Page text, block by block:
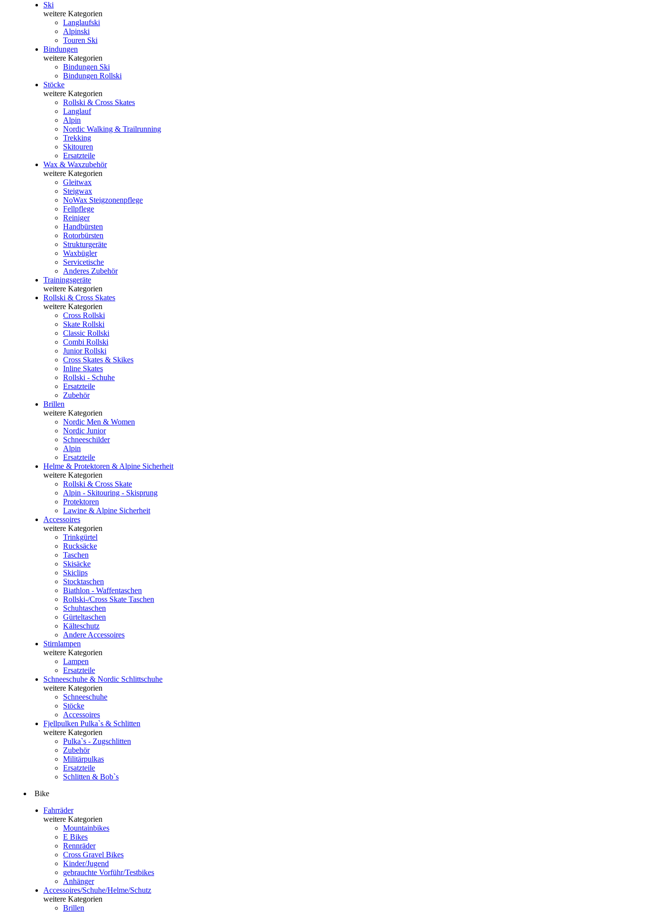
Ski
weitere Kategorien
Langlaufski
Alpinski
Touren Ski
Bindungen
weitere Kategorien
Bindungen Ski
Bindungen Rollski
Stöcke
weitere Kategorien
Rollski & Cross Skates
Langlauf
Alpin
Nordic Walking & Trailrunning
Trekking
Skitouren
Ersatzteile
Wax & Waxzubehör
weitere Kategorien
Gleitwax
Steigwax
NoWax Steigzonenpflege
Fellpflege
Reiniger
Handbürsten
Rotorbürsten
Strukturgeräte
Waxbügler
Servicetische
Anderes Zubehör
Trainingsgeräte
weitere Kategorien
Rollski & Cross Skates
weitere Kategorien
Cross Rollski
Skate Rollski
Classic Rollski
Combi Rollski
Junior Rollski
Cross Skates & Skikes
Inline Skates
Rollski - Schuhe
Ersatzteile
Zubehör
Brillen
weitere Kategorien
Nordic Men & Women
Nordic Junior
Schneeschilder
Alpin
Ersatzteile
Helme & Protektoren & Alpine Sicherheit
weitere Kategorien
Rollski & Cross Skate
Alpin - Skitouring - Skisprung
Protektoren
Lawine & Alpine Sicherheit
Accessoires
weitere Kategorien
Trinkgürtel
Rucksäcke
Taschen
Skisäcke
Skiclips
Stocktaschen
Biathlon - Waffentaschen
Rollski-/Cross Skate Taschen
Schuhtaschen
Gürteltaschen
Kälteschutz
Andere Accessoires
Stirnlampen
weitere Kategorien
Lampen
Ersatzteile
Schneeschuhe & Nordic Schlittschuhe
weitere Kategorien
Schneeschuhe
Stöcke
Accessoires
Fjellpulken Pulka`s & Schlitten
weitere Kategorien
Pulka`s - Zugschlitten
Zubehör
Militärpulkas
Ersatzteile
Schlitten & Bob`s
Bike
Fahrräder
weitere Kategorien
Mountainbikes
E Bikes
Rennräder
Cross Gravel Bikes
Kinder/Jugend
gebrauchte Vorführ/Testbikes
Anhänger
Accessoires/Schuhe/Helme/Schutz
weitere Kategorien
Brillen